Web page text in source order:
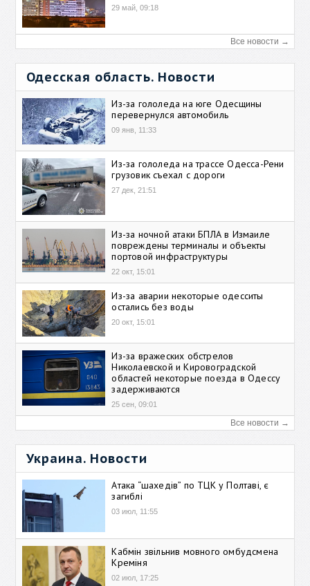
29 май, 09:18
Все новости →
Одесская область. Новости
Из-за гололеда на юге Одесщины
перевернулся автомобиль
09 янв, 11:33
Из-за гололеда на трассе Одесса-Рени
грузовик съехал с дороги
27 дек, 21:51
Из-за ночной атаки БПЛА в Измаиле
повреждены терминалы и объекты
портовой инфраструктуры
22 окт, 15:01
Из-за аварии некоторые одесситы
остались без воды
20 окт, 15:01
Из-за вражеских обстрелов
Николаевской и Кировоградской
областей некоторые поезда в Одессу
задерживаются
25 сен, 09:01
Все новости →
Украина. Новости
Атака “шахедів” по ТЦК у Полтаві, є
загиблі
03 июл, 11:55
Кабмін звільнив мовного омбудсмена
Креміня
02 июл, 17:25